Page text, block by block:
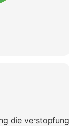
die verstopfung